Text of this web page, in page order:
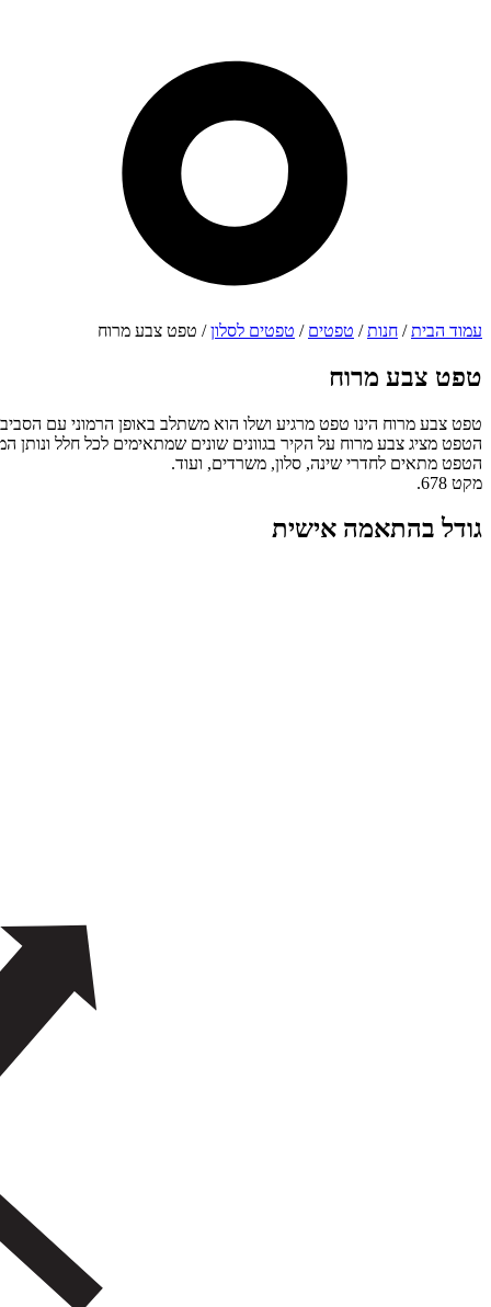
עמוד הבית/ חנות/ טפטים / טפטים לסלון/ טפט צבע מרוח
טפט צבע מרוח
טפט צבע מרוח הינו טפט מרגיע ושלו הוא משתלב באופן הרמוני עם הסביבה
הטפט מציג צבע מרוח על הקיר בגוונים שונים שמתאימים לכל חלל ונותן
הטפט מתאים לחדרי שינה, סלון, משרדים, ועוד.
מקט 678.
גודל בהתאמה אישית